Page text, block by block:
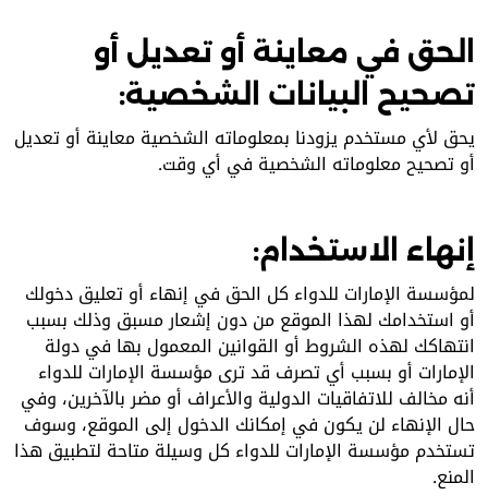
الحق في معاينة أو تعديل أو
تصحيح البيانات الشخصية:
يحق لأي مستخدم يزودنا بمعلوماته الشخصية معاينة أو تعديل
أو تصحيح معلوماته الشخصية في أي وقت.
إنهاء الاستخدام:
لمؤسسة الإمارات للدواء كل الحق في إنهاء أو تعليق دخولك
أو استخدامك لهذا الموقع من دون إشعار مسبق وذلك بسبب
انتهاكك لهذه الشروط أو القوانين المعمول بها في دولة
الإمارات أو بسبب أي تصرف قد ترى مؤسسة الإمارات للدواء
أنه مخالف للاتفاقيات الدولية والأعراف أو مضر بالآخرين، وفي
حال الإنهاء لن يكون في إمكانك الدخول إلى الموقع، وسوف
تستخدم مؤسسة الإمارات للدواء كل وسيلة متاحة لتطبيق هذا
المنع.